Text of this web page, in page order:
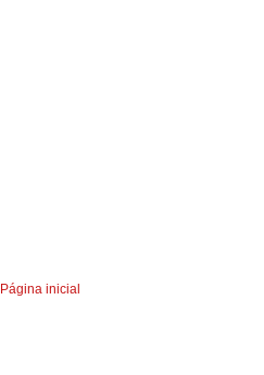
Página inicial